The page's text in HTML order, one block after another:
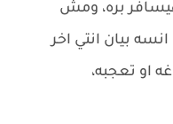
بره، ومش
بيان انتي اخر
او تعجبه،